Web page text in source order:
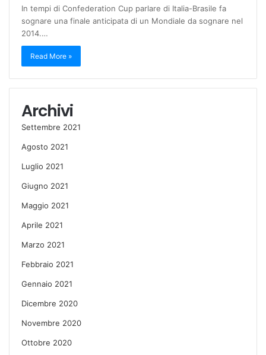
In tempi di Confederation Cup parlare di Italia-Brasile fa
sognare una finale anticipata di un Mondiale da sognare nel
2014.…
Read More »
Archivi
Settembre 2021
Agosto 2021
Luglio 2021
Giugno 2021
Maggio 2021
Aprile 2021
Marzo 2021
Febbraio 2021
Gennaio 2021
Dicembre 2020
Novembre 2020
Ottobre 2020